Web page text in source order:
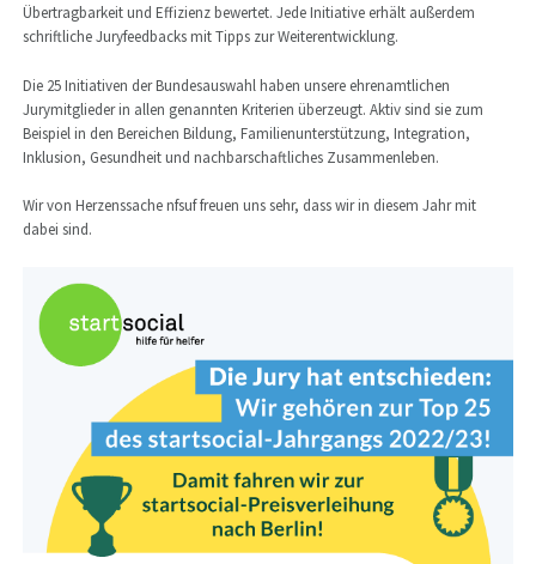
Übertragbarkeit und Effizienz bewertet. Jede Initiative erhält außerdem
schriftliche Juryfeedbacks mit Tipps zur Weiterentwicklung.
Die 25 Initiativen der Bundesauswahl haben unsere ehrenamtlichen
Jurymitglieder in allen genannten Kriterien überzeugt. Aktiv sind sie zum
Beispiel in den Bereichen Bildung, Familienunterstützung, Integration,
Inklusion, Gesundheit und nachbarschaftliches Zusammenleben.
Wir von Herzenssache nfsuf freuen uns sehr, dass wir in diesem Jahr mit
dabei sind.